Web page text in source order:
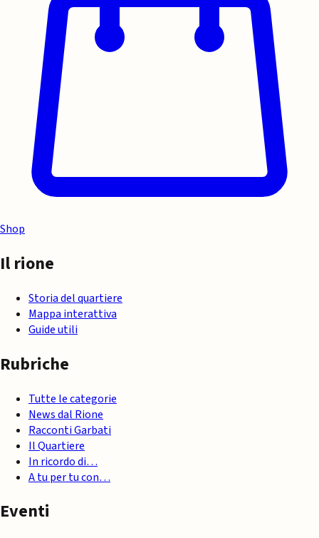
Shop
Il rione
Storia del quartiere
Mappa interattiva
Guide utili
Rubriche
Tutte le categorie
News dal Rione
Racconti Garbati
Il Quartiere
In ricordo di…
A tu per tu con…
Eventi